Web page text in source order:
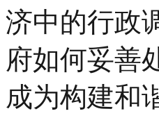
济中的行政
府如何妥善
成为构建和